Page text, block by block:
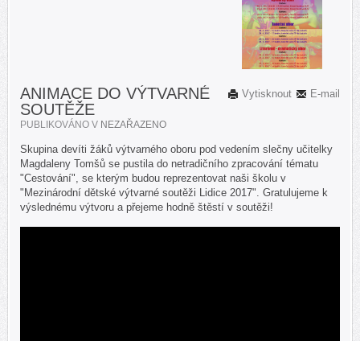
E-mail
Vytisknout
ANIMACE DO VÝTVARNÉ
SOUTĚŽE
PUBLIKOVÁNO V NEZAŘAZENO
Skupina devíti žáků výtvarného oboru pod vedením slečny učitelky
Magdaleny Tomšů se pustila do netradičního zpracování tématu
"Cestování", se kterým budou reprezentovat naši školu v
"Mezinárodní dětské výtvarné soutěži Lidice 2017". Gratulujeme k
výslednému výtvoru a přejeme hodně štěstí v soutěži!